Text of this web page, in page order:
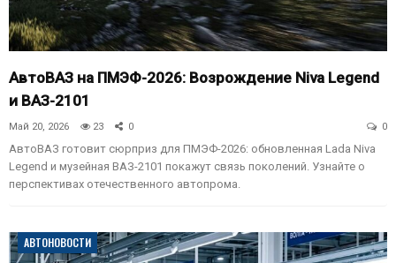
АвтоВАЗ на ПМЭФ-2026: Возрождение Niva Legend
и ВАЗ-2101
Май 20, 2026 23 0 0
АвтоВАЗ готовит сюрприз для ПМЭФ-2026: обновленная Lada Niva
Legend и музейная ВАЗ-2101 покажут связь поколений. Узнайте о
перспективах отечественного автопрома.
АВТОНОВОСТИ